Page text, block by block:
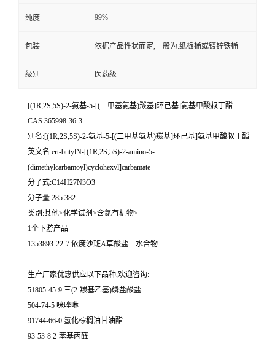
纯度 99%
包装 依据产品性状而定,一般为:纸板桶或镀锌铁桶
级别 医药级
[(1R,2S,5S)-2-氨基-5-[(二甲基氨基)羰基]环己基]氨基甲酸叔丁酯
CAS:365998-36-3
别名:[(1R,2S,5S)-2-氨基-5-[(二甲基氨基)羰基]环己基]氨基甲酸叔丁酯
英文名:ert-butylN-[(1R,2S,5S)-2-amino-5-
(dimethylcarbamoyl)cyclohexyl]carbamate
分子式:C14H27N3O3
分子量:285.382
类别:其他>化学试剂>含氮有机物>
1个下游产品
1353893-22-7 依度沙班A草酸盐一水合物
生产厂家优惠供应以下品种,欢迎咨询:
51805-45-9 三(2-羰基乙基)磷盐酸盐
504-74-5 咪唑啉
91744-66-0 氢化棕榈油甘油酯
93-53-8 2-苯基丙醛